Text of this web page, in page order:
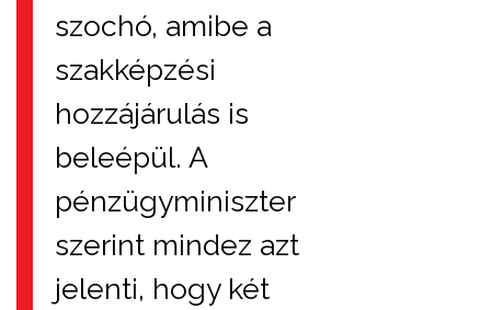
szochó, amibe a
szakképzési
hozzájárulás is
beleépül. A
pénzügyminiszter
szerint mindez azt
jelenti, hogy két